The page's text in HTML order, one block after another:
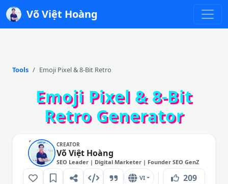
Võ Việt Hoàng
Tools Emoji Pixel & 8-Bit Retro
Emoji Pixel & 8-Bit
Retro Generator
CREATOR
Võ Việt Hoàng
SEO Leader | Digital Marketer | Founder SEO GenZ
VI 209